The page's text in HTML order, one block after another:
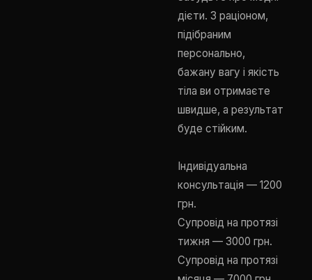
дієти. З раціоном,
підібраним
персонально,
бажану вагу і якість
тіла ви отримаєте
швидше, а результат
буде стійким.
Індивідуальна
консультація — 1200
грн.
Супровід на протязі
тижня — 3000 грн.
Супровід на протязі